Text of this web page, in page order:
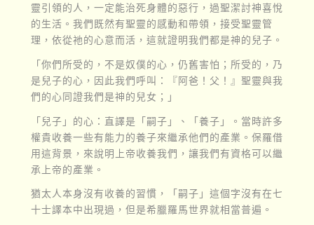
靈引領的人，一定能治死身體的惡行，過聖潔討神喜悅
的生活。我們既然有聖靈的感動和帶領，接受聖靈管
理，依從祂的心意而活，這就證明我們都是神的兒子。
「你們所受的，不是奴僕的心，仍舊害怕；所受的，乃
是兒子的心，因此我們呼叫：『阿爸！父！』聖靈與我
們的心同證我們是神的兒女；」
「兒子」的心：直譯是「嗣子」、「養子」。當時許多
權貴收養一些有能力的養子來繼承他們的產業。保羅借
用這背景，來說明上帝收養我們，讓我們有資格可以繼
承上帝的產業。
猶太人本身沒有收養的習慣，「嗣子」這個字沒有在七
十士譯本中出現過，但是希臘羅馬世界就相當普遍。